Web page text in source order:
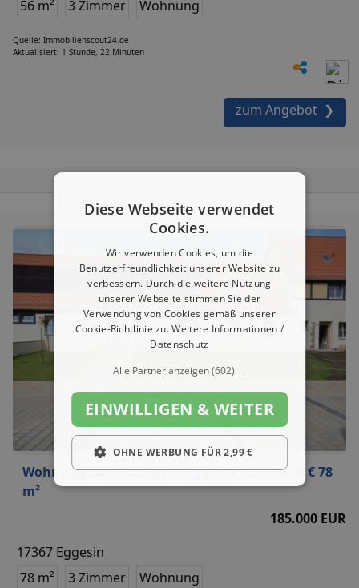
56 m² 3 Zimmer Wohnung
Quelle: Immobilienscout24.de
Aktualisiert: 1 Stunde, 22 Minuten
zum Angebot ❯
Wohnung zum Kaufen in Eggesin 185.000,00 € 78
m²
185.000 EUR
17367 Eggesin
78 m²
3 Zimmer Wohnung
Diese Webseite verwendet
Cookies.
Wir verwenden Cookies, um die
Benutzerfreundlichkeit unserer Website zu
verbessern. Durch die weitere Nutzung
unserer Webseite stimmen Sie der
Verwendung von Cookies gemäß unserer
Cookie-Richtlinie zu.Weitere Informationen /
Datenschutz
Alle Partner anzeigen(602) →
EINWILLIGEN & WEITER
OHNE WERBUNG FÜR 2,99 €